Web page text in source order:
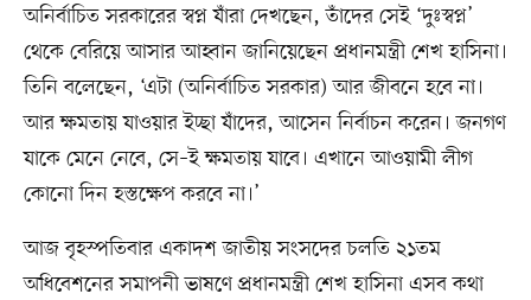
অনির্বাচিত সরকারের স্বপ্ন যাঁরা দেখছেন, তাঁদের সেই ‘দুঃস্বপ্ন’
থেকে বেরিয়ে আসার আহ্বান জানিয়েছেন প্রধানমন্ত্রী শেখ হাসিনা।
তিনি বলেছেন, ‘এটা (অনির্বাচিত সরকার) আর জীবনে হবে না।
আর ক্ষমতায় যাওয়ার ইচ্ছা যাঁদের, আসেন নির্বাচন করেন। জনগণ
যাকে মেনে নেবে, সে–ই ক্ষমতায় যাবে। এখানে আওয়ামী লীগ
কোনো দিন হস্তক্ষেপ করবে না।’
আজ বৃহস্পতিবার একাদশ জাতীয় সংসদের চলতি ২১তম
অধিবেশনের সমাপনী ভাষণে প্রধানমন্ত্রী শেখ হাসিনা এসব কথা